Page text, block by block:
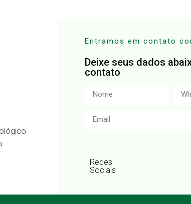
Entramos em contato
Deixe seus dados
contato
Redes
Sociais